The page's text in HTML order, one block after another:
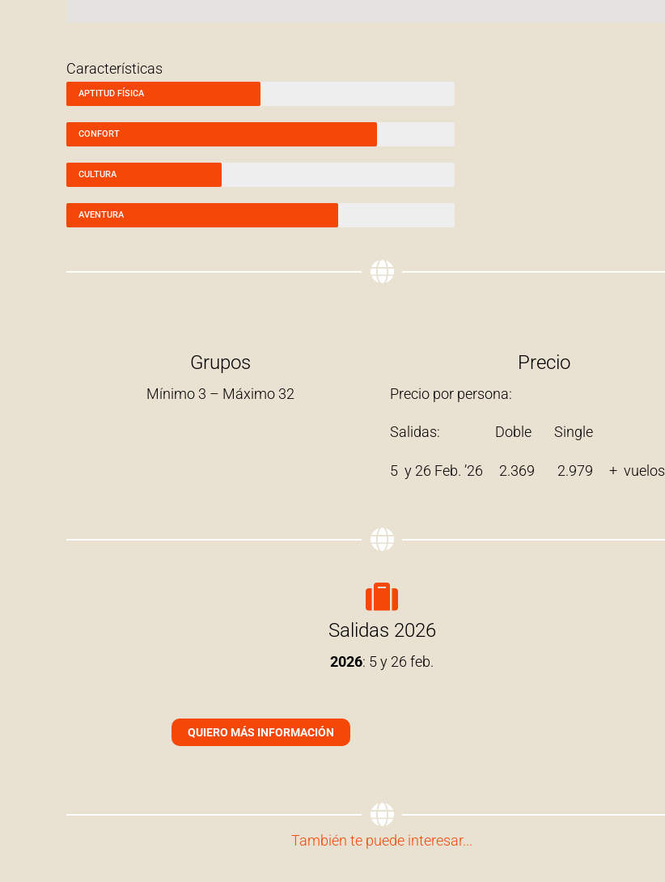
Características
APTITUD FÍSICA
CONFORT
CULTURA
AVENTURA
Grupos
Mínimo 3 – Máximo 32
Precio
Precio por persona:
Salidas: Doble Single
5 y 26 Feb. ’26 2.369 2.979 + vuelos
Salidas 2026
2026: 5 y 26 feb.
QUIERO MÁS INFORMACIÓN
También te puede interesar...